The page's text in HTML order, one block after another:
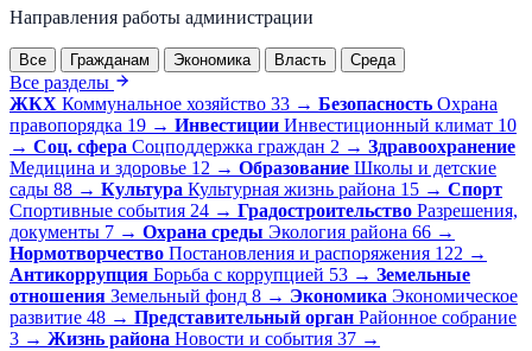
Направления работы администрации
Все Гражданам Экономика Власть Среда
Все разделы
ЖКХ Коммунальное хозяйство 33 → Безопасность Охрана
правопорядка 19 → Инвестиции Инвестиционный климат 10
→ Соц. сфера Соцподдержка граждан 2 → Здравоохранение
Медицина и здоровье 12 → Образование Школы и детские
сады 88 → Культура Культурная жизнь района 15 → Спорт
Спортивные события 24 → Градостроительство Разрешения,
документы 7 → Охрана среды Экология района 66 →
Нормотворчество Постановления и распоряжения 122 →
Антикоррупция Борьба с коррупцией 53 → Земельные
отношения Земельный фонд 8 → Экономика Экономическое
развитие 48 → Представительный орган Районное собрание
3 → Жизнь района Новости и события 37 →